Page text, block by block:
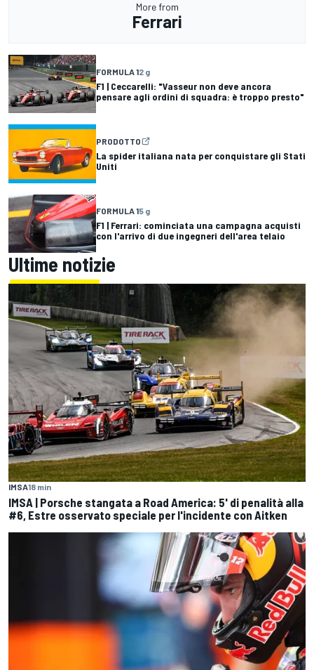
More from
Ferrari
FORMULA 12 g
F1 | Ceccarelli: "Vasseur non deve ancora
pensare agli ordini di squadra: è troppo presto"
PRODOTTO
La spider italiana nata per conquistare gli Stati
Uniti
FORMULA 15 g
F1 | Ferrari: cominciata una campagna acquisti
con l'arrivo di due ingegneri dell'area telaio
Ultime notizie
IMSA18 min
IMSA | Porsche stangata a Road America: 5' di penalità alla
#6, Estre osservato speciale per l'incidente con Aitken